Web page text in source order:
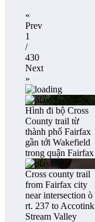
«
Prev
1
/
430
Next
»
Hình đi bộ Cross
County trail từ
thành phố Fairfax
gần tới Wakefield
trong quận Fairfax
Cross county trail
from Fairfax city
near intersection ò
rt. 237 to Accotink
Stream Valley